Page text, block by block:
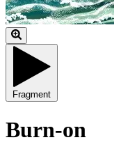
Fragment
Burn-on